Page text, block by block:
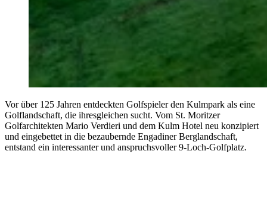
Vor über 125 Jahren entdeckten Golfspieler den Kulmpark als eine
Golflandschaft, die ihresgleichen sucht. Vom St. Moritzer
Golfarchitekten Mario Verdieri und dem Kulm Hotel neu konzipiert
und eingebettet in die bezaubernde Engadiner Berglandschaft,
entstand ein interessanter und anspruchsvoller 9-Loch-Golfplatz.